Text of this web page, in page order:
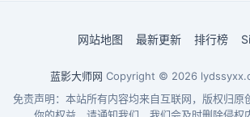
网站地图 最新更新 排行榜
蓝影大师网 Copyright © 2026
免责声明：本站所有内容均来自互联网，版权归原